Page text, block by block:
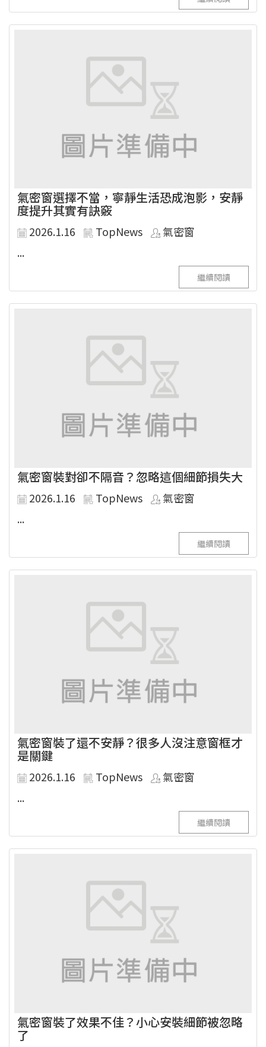
氣密窗選擇不當，寧靜生活恐成泡影，安靜
度提升其實有訣竅
2026.1.16 TopNews
氣密窗
...
繼續閱讀
氣密窗裝對卻不隔音？忽略這個細節損失大
2026.1.16 TopNews
氣密窗
...
繼續閱讀
氣密窗裝了還不安靜？很多人沒注意窗框才
是關鍵
2026.1.16 TopNews
氣密窗
...
繼續閱讀
氣密窗裝了效果不佳？小心安裝細節被忽略
了